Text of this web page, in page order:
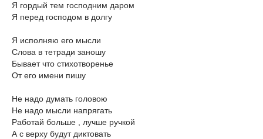
Я гордый тем господним даром
Я перед господом в долгу
Я исполняю его мысли
Слова в тетради заношу
Бывает что стихотворенье
От его имени пишу
Не надо думать головою
Не надо мысли напрягать
Работай больше , лучше ручкой
А с верху будут диктовать